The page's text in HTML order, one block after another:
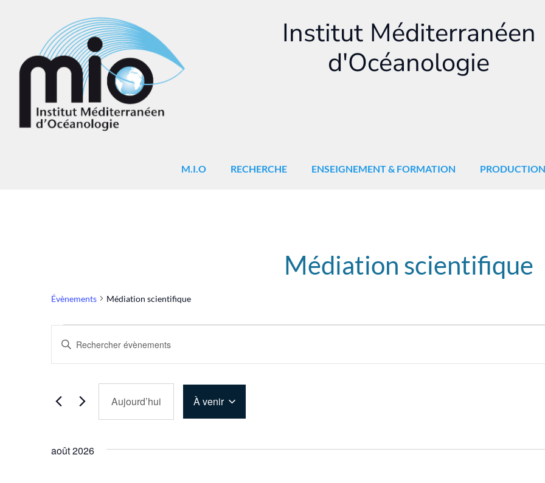
Institut Méditerranéen
d'Océanologie
M.I.O RECHERCHE ENSEIGNEMENT & FORMATION PRODUCTION
Médiation scientifique
Évènements Médiation scientifique
Recherche
et
navigation
de
Évènements
mot-
Rechercher
mot-
clé.
Aujourd’hui À venir
Sélectionnez
août 2026